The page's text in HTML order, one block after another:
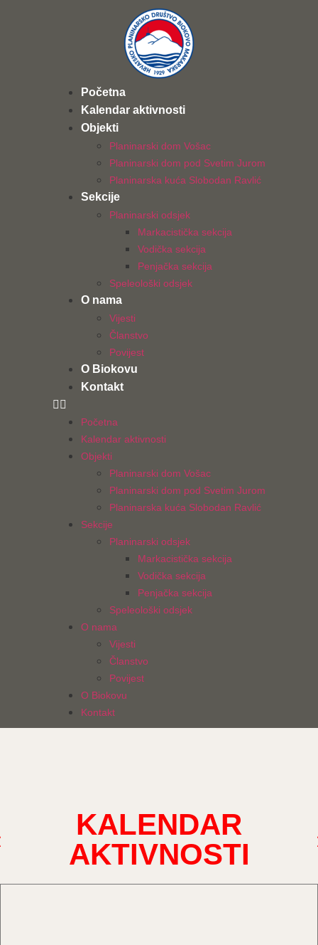
Početna
Kalendar aktivnosti
Objekti
Planinarski dom Vošac
Planinarski dom pod Svetim Jurom
Planinarska kuća Slobodan Ravlić
Sekcije
Planinarski odsjek
Markacistička sekcija
Vodička sekcija
Penjačka sekcija
Speleološki odsjek
O nama
Vijesti
Članstvo
Povijest
O Biokovu
Kontakt
Početna
Kalendar aktivnosti
Objekti
Planinarski dom Vošac
Planinarski dom pod Svetim Jurom
Planinarska kuća Slobodan Ravlić
Sekcije
Planinarski odsjek
Markacistička sekcija
Vodička sekcija
Penjačka sekcija
Speleološki odsjek
O nama
Vijesti
Članstvo
Povijest
O Biokovu
Kontakt
KALENDAR
AKTIVNOSTI